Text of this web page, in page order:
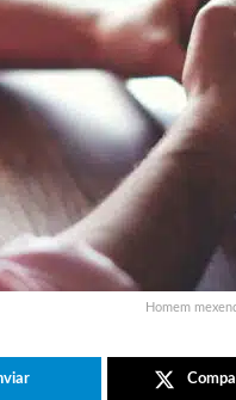
Homem